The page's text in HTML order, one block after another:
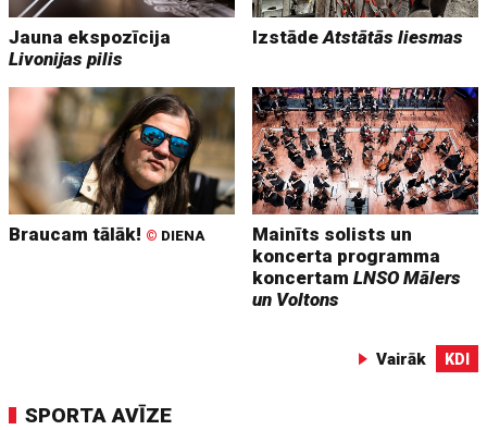
Jauna ekspozīcija
Livonijas pilis
IzstādeAtstātās liesmas
Braucam tālāk! © DIENA
Mainīts solists un
koncerta programma
koncertamLNSO Mālers
un Voltons
Vairāk KDI
SPORTA AVĪZE